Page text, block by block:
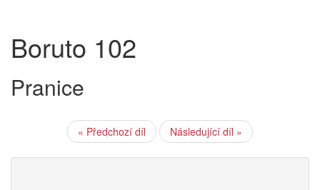
Boruto 102
Pranice
« Předchozí díl Následující díl »